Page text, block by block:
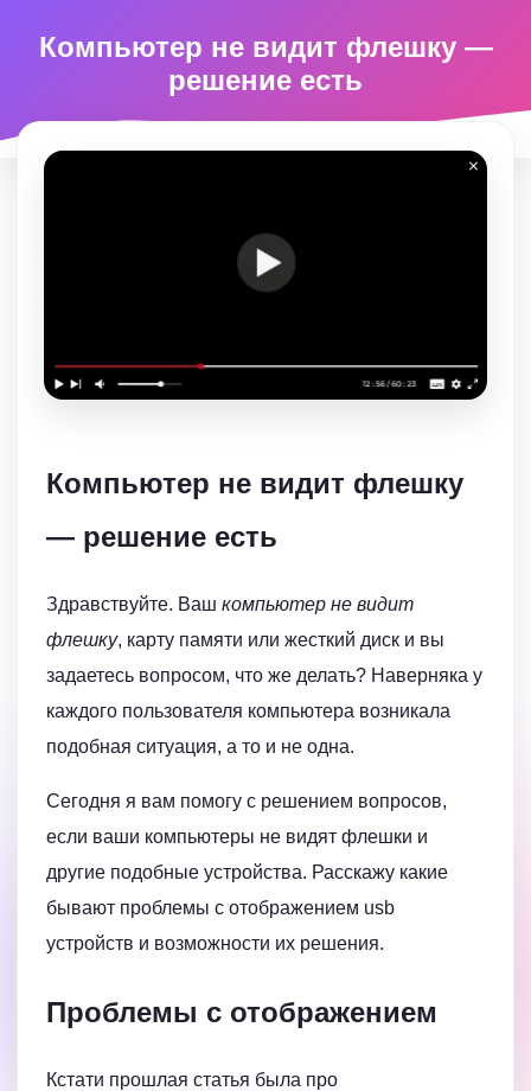
Компьютер не видит флешку —
решение есть
Компьютер не видит флешку
— решение есть
Здравствуйте. Ваш компьютер не видит
флешку, карту памяти или жесткий диск и вы
задаетесь вопросом, что же делать? Наверняка у
каждого пользователя компьютера возникала
подобная ситуация, а то и не одна.
Сегодня я вам помогу с решением вопросов,
если ваши компьютеры не видят флешки и
другие подобные устройства. Расскажу какие
бывают проблемы с отображением usb
устройств и возможности их решения.
Проблемы с отображением
Кстати прошлая статья была про